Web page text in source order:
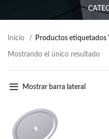
Inicio Productos etiquetados
Mostrando el único resultado
Mostrar barra lateral